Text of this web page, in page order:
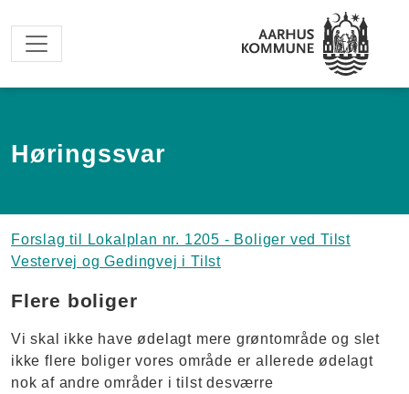
Høringssvar
Forslag til Lokalplan nr. 1205 - Boliger ved Tilst
Vestervej og Gedingvej i Tilst
Flere boliger
Vi skal ikke have ødelagt mere grøntområde og slet
ikke flere boliger vores område er allerede ødelagt
nok af andre områder i tilst desværre